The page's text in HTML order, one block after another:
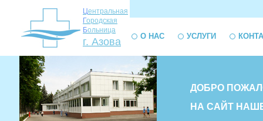
Центральная
Городская
Больница
г. Азова О НАС УСЛУГИ
ДОБРО
НА САЙТ